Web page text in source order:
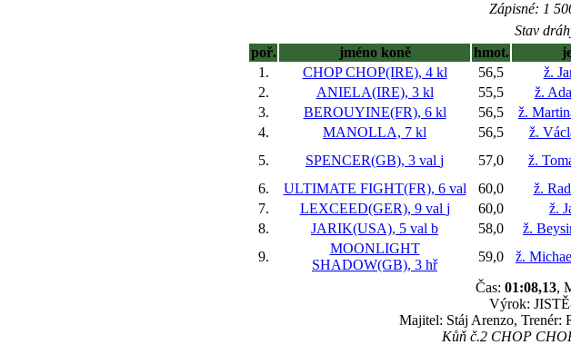
Zápisné: 1
Stav
poř.
jméno koně hmot.
1.
CHOP CHOP(IRE), 4 kl 56,5 ž.
2.
ANIELA(IRE), 3 kl 55,5 ž.
3.
BEROUYINE(FR), 6 kl 56,5 ž.
4.
MANOLLA, 7 kl 56,5 ž.
5.
SPENCER(GB), 3 val j 57,0 ž.
6.
ULTIMATE FIGHT(FR), 6 val 60,0 ž.
7.
LEXCEED(GER), 9 val j 60,0 ž.
8.
JARIK(USA), 5 val b 58,0 ž.
9.
MOONLIGHT
SHADOW(GB), 3 hř
59,0 ž.
Čas: 01:08,13,
Výrok:
Majitel: Stáj Arenzo, Trenér:
Kůň č.2 CHOP